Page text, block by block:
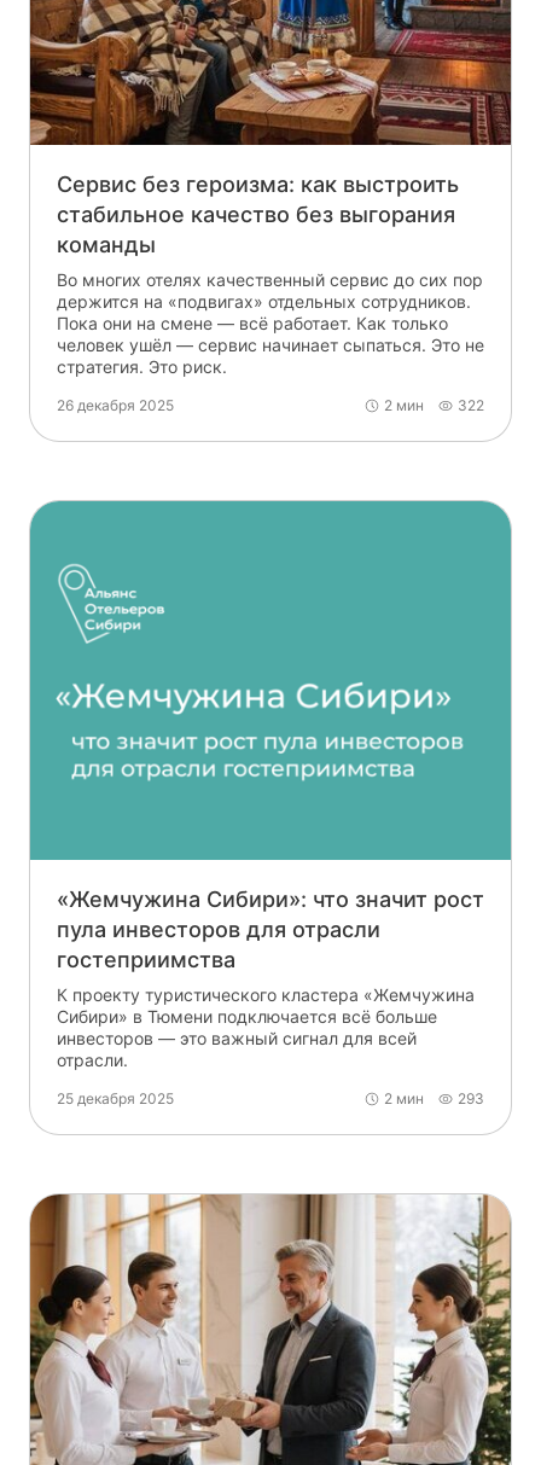
Сервис без героизма: как выстроить
стабильное качество без выгорания
команды
Во многих отелях качественный сервис до сих пор
держится на «подвигах» отдельных сотрудников.
Пока они на смене — всё работает. Как только
человек ушёл — сервис начинает сыпаться. Это не
стратегия. Это риск.
26 декабря 2025 2 мин 322
«Жемчужина Сибири»: что значит рост
пула инвесторов для отрасли
гостеприимства
К проекту туристического кластера «Жемчужина
Сибири» в Тюмени подключается всё больше
инвесторов — это важный сигнал для всей
отрасли.
25 декабря 2025 2 мин 293